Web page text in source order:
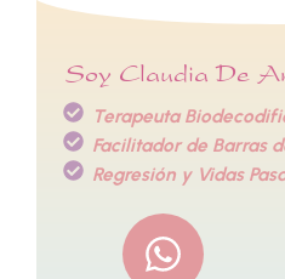
Soy Claudia De
Terapeuta
Facilitador de Barras
Regresión y Vidas